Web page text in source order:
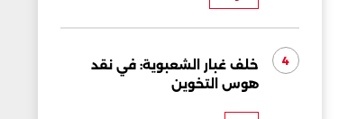
4
خلف غبار الشعبوية: في نقد
هوس التخوين